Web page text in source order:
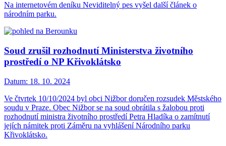
Na internetovém deníku Neviditelný pes vyšel další článek o
národním parku.
Soud zrušil rozhodnutí Ministerstva životního
prostředí o NP Křivoklátsko
Datum: 18. 10. 2024
Ve čtvrtek 10/10/2024 byl obci Nižbor doručen rozsudek Městského
soudu v Praze. Obec Nižbor se na soud obrátila s žalobou proti
rozhodnutí ministra životního prostředí Petra Hladíka o zamítnutí
jejích námitek proti Záměru na vyhlášení Národního parku
Křivoklátsko.